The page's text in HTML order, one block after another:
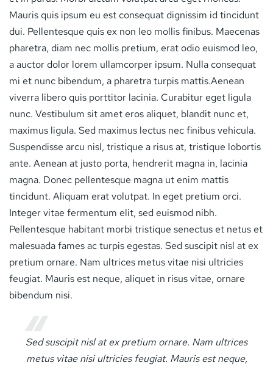
Mauris quis ipsum eu est consequat dignissim id tincidunt
dui. Pellentesque quis ex non leo mollis finibus. Maecenas
pharetra, diam nec mollis pretium, erat odio euismod leo,
a auctor dolor lorem ullamcorper ipsum. Nulla consequat
mi et nunc bibendum, a pharetra turpis mattis.Aenean
viverra libero quis porttitor lacinia. Curabitur eget ligula
nunc. Vestibulum sit amet eros aliquet, blandit nunc et,
maximus ligula. Sed maximus lectus nec finibus vehicula.
Suspendisse arcu nisl, tristique a risus at, tristique lobortis
ante. Aenean at justo porta, hendrerit magna in, lacinia
magna. Donec pellentesque magna ut enim mattis
tincidunt. Aliquam erat volutpat. In eget pretium orci.
Integer vitae fermentum elit, sed euismod nibh.
Pellentesque habitant morbi tristique senectus et netus et
malesuada fames ac turpis egestas. Sed suscipit nisl at ex
pretium ornare. Nam ultrices metus vitae nisi ultricies
feugiat. Mauris est neque, aliquet in risus vitae, ornare
bibendum nisi.
Sed suscipit nisl at ex pretium ornare. Nam ultrices
metus vitae nisi ultricies feugiat. Mauris est neque,